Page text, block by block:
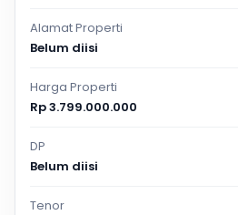
Alamat Properti
Belum diisi
Harga Properti
Rp 3.799.000.000
DP
Belum diisi
Tenor